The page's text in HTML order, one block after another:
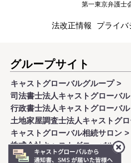
第一東京弁護士
法改正情報 プライバ
グループサイト
キャストグローバルグループ
司法書士法人キャストグローバル
行政書士法人キャストグローバル
土地家屋調査士法人キャストグ
キャストグローバル相続サロン
株式会社キャストグローバル